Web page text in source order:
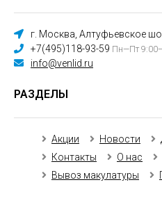
г. Москва, Алтуфьевское
+7(495)118-93-59 Пн—Пт
info@venlid.ru
РАЗДЕЛЫ
Акции Новости
Контакты
О нас
Вывоз макулатуры